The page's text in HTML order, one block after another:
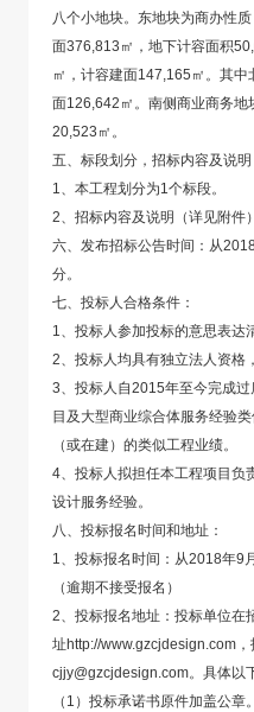
八个小地块。东地块为商办性
面376,813㎡，地下计容面积
㎡，计容建面147,165㎡。其
面126,642㎡。南侧商业商务
20,523㎡。
五、标段划分，招标内容及说明
1、本工程划分为1个标段。
2、招标内容及说明（详见附件
六、发布招标公告时间：从
分。
七、投标人合格条件：
1、投标人参加投标的意思表达
2、投标人均具有独立法人资格
3、投标人自2015年至今完成
目及大型商业综合体服务经验
（或在建）的类似工程业绩。
4、投标人拟担任本工程项目负
设计服务经验。
八、投标报名时间和地址：
1、投标报名时间：从2018年9
（逾期不接受报名）
2、投标报名地址：投标单位在
址http://www.gzcjdesign.com
cjjy@gzcjdesign.com。具体以
（1）投标承诺书原件加盖公章。